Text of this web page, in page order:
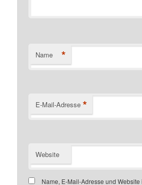
Name *
E-Mail-Adresse *
Website
Name, E-Mail-Adresse und